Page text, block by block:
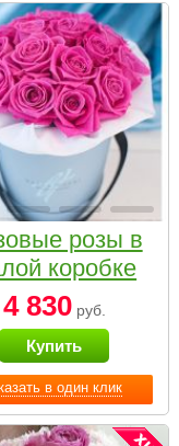
в один клик
розы в
коробке
4 830руб.
Купить